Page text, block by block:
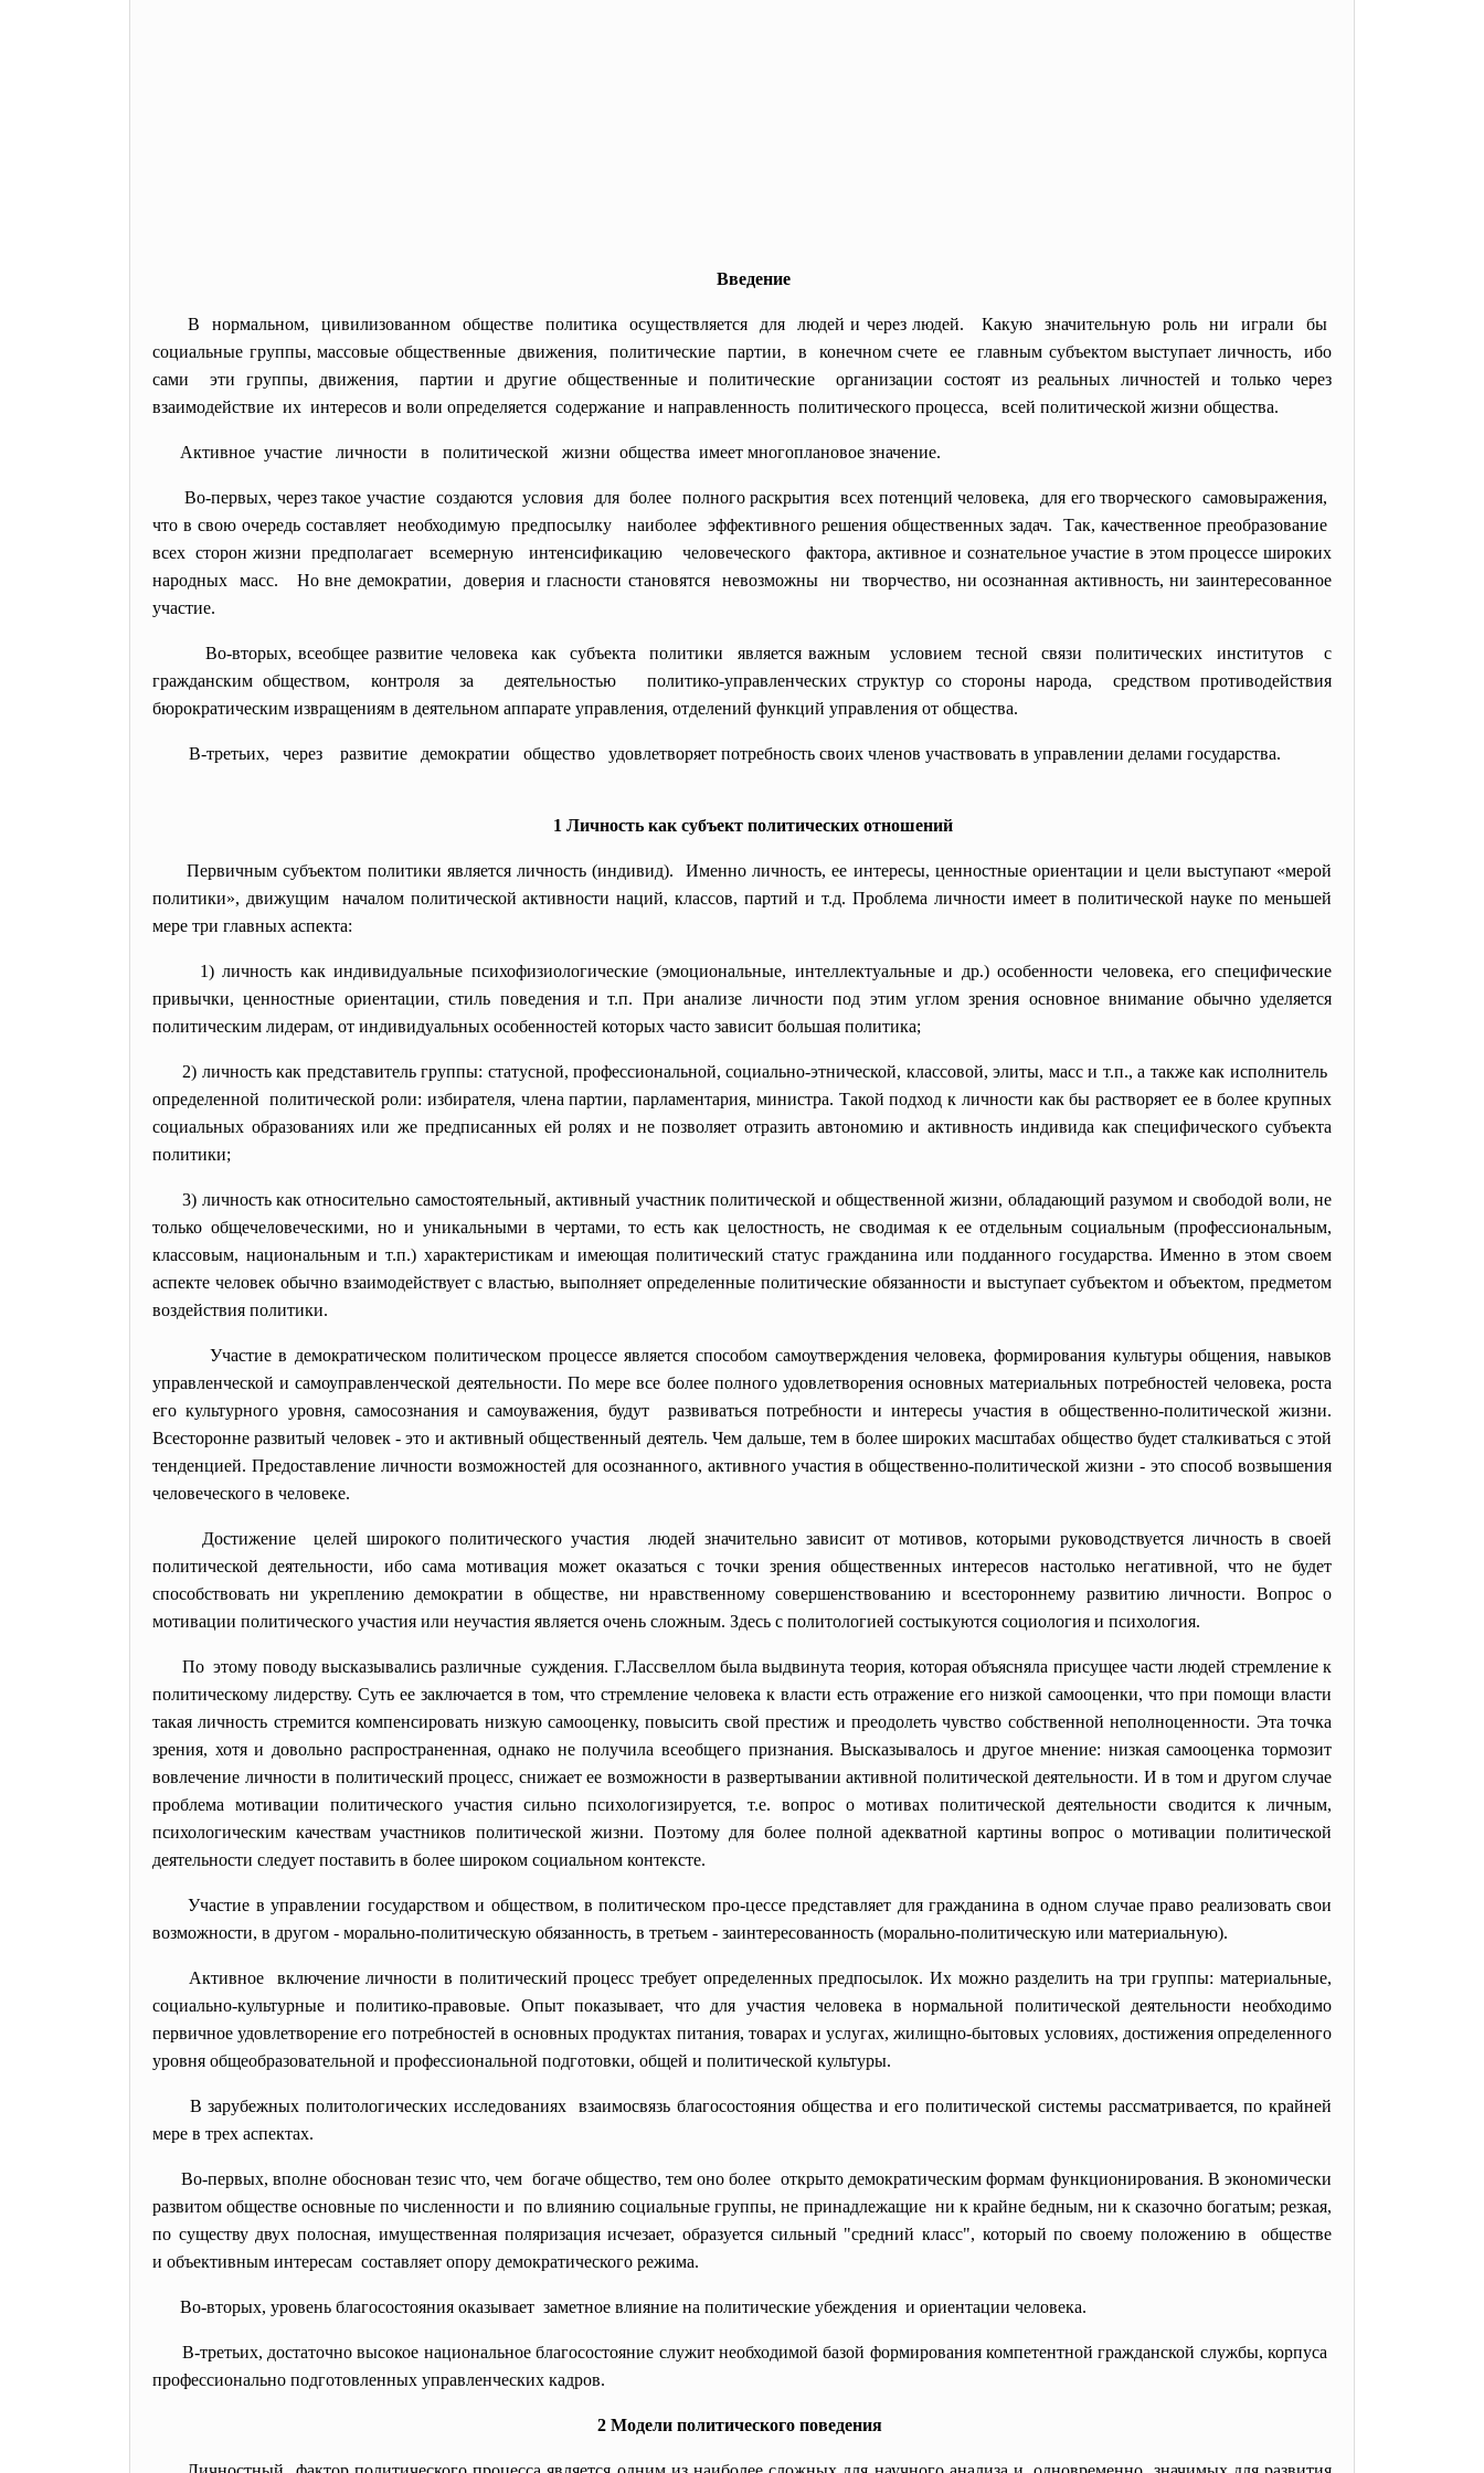
Введение
В нормальном, цивилизованном обществе политика осуществляется для людей и через людей. Какую значительную роль ни играли бы
социальные группы, массовые общественные движения, политические партии, в конечном счете ее главным субъектом выступает личность, ибо
сами эти группы, движения, партии и другие общественные и политические организации состоят из реальных личностей и только через
взаимодействие их интересов и воли определяется содержание и направленность политического процесса, всей политической жизни общества.
Активное участие личности в политической жизни общества имеет многоплановое значение.
Во-первых, через такое участие создаются условия для более полного раскрытия всех потенций человека, для его творческого самовыражения,
что в свою очередь составляет необходимую предпосылку наиболее эффективного решения общественных задач. Так, качественное преобразование
всех сторон жизни предполагает всемерную интенсификацию человеческого фактора, активное и сознательное участие в этом процессе широких
народных масс. Но вне демократии, доверия и гласности становятся невозможны ни творчество, ни осознанная активность, ни заинтересованное
участие.
Во-вторых, всеобщее развитие человека как субъекта политики является важным условием тесной связи политических институтов с
гражданским обществом, контроля за деятельностью политико-управленческих структур со стороны народа, средством противодействия
бюрократическим извращениям в деятельном аппарате управления, отделений функций управления от общества.
В-третьих, через развитие демократии общество удовлетворяет потребность своих членов участвовать в управлении делами государства.
1 Личность как субъект политических отношений
Первичным субъектом политики является личность (индивид). Именно личность, ее интересы, ценностные ориентации и цели выступают «мерой
политики», движущим началом политической активности наций, классов, партий и т.д. Проблема личности имеет в политической науке по меньшей
мере три главных аспекта:
1) личность как индивидуальные психофизиологические (эмоциональные, интеллектуальные и др.) особенности человека, его специфические
привычки, ценностные ориентации, стиль поведения и т.п. При анализе личности под этим углом зрения основное внимание обычно уделяется
политическим лидерам, от индивидуальных особенностей которых часто зависит большая политика;
2) личность как представительгруппы: статусной, профессиональной, социально-этнической, классовой, элиты, масс и т.п., а также как исполнитель
определенной политической роли: избирателя, члена партии, парламентария, министра. Такой подход к личности как бы растворяет ее в более крупных
социальных образованиях или же предписанных ей ролях и не позволяет отразить автономию и активность индивида как специфического субъекта
политики;
3) личность как относительно самостоятельный, активный участник политической и общественной жизни, обладающий разумом и свободой воли, не
только общечеловеческими, но и уникальными в чертами, то есть как целостность, не сводимая к ее отдельным социальным (профессиональным,
классовым, национальным и т.п.) характеристикам и имеющая политический статус гражданина или подданного государства. Именно в этом своем
аспекте человек обычно взаимодействует с властью, выполняет определенные политические обязанности и выступает субъектом и объектом, предметом
воздействия политики.
Участие в демократическом политическом процессе является способом самоутверждения человека, формирования культуры общения, навыков
управленческой и самоуправленческой деятельности. По мере все более полного удовлетворения основных материальных потребностей человека, роста
его культурного уровня, самосознания и самоуважения, будут развиваться потребности и интересы участия в общественно-политической жизни.
Всесторонне развитый человек - это и активный общественный деятель. Чем дальше, тем в более широких масштабах общество будет сталкиваться с этой
тенденцией. Предоставление личности возможностей для осознанного, активного участия в общественно-политической жизни - это способ возвышения
человеческого в человеке.
Достижение целей широкого политического участия людей значительно зависит от мотивов, которыми руководствуется личность в своей
политической деятельности, ибо сама мотивация может оказаться с точки зрения общественных интересов настолько негативной, что не будет
способствовать ни укреплению демократии в обществе, ни нравственному совершенствованию и всестороннему развитию личности. Вопрос о
мотивации политического участия или неучастия является очень сложным. Здесь с политологией состыкуются социология и психология.
По этому поводу высказывались различные суждения. Г.Лассвеллом была выдвинута теория, которая объясняла присущее части людей стремление к
политическому лидерству. Суть ее заключается в том, что стремление человека к власти есть отражение его низкой самооценки, что при помощи власти
такая личность стремится компенсировать низкую самооценку, повысить свой престиж и преодолеть чувство собственной неполноценности. Эта точка
зрения, хотя и довольно распространенная, однако не получила всеобщего признания. Высказывалось и другое мнение: низкая самооценка тормозит
вовлечение личности в политический процесс, снижает ее возможности в развертывании активной политической деятельности. И в том и другом случае
проблема мотивации политического участия сильно психологизируется, т.е. вопрос о мотивах политической деятельности сводится к личным,
психологическим качествам участников политической жизни. Поэтому для более полной адекватной картины вопрос о мотивации политической
деятельности следует поставить в более широком социальном контексте.
Участие в управлении государством и обществом, в политическом про-цессе представляет для гражданина в одном случае право реализовать свои
возможности, в другом - морально-политическую обязанность, в третьем - заинтересованность (морально-политическую или материальную).
Активное включение личности в политический процесс требует определенных предпосылок. Их можно разделить на три группы: материальные,
социально-культурные и политико-правовые. Опыт показывает, что для участия человека в нормальной политической деятельности необходимо
первичное удовлетворение его потребностей в основных продуктах питания, товарах и услугах, жилищно-бытовых условиях, достижения определенного
уровня общеобразовательной и профессиональной подготовки, общей и политической культуры.
В зарубежных политологических исследованиях взаимосвязь благосостояния общества и его политической системы рассматривается, по крайней
мере в трех аспектах.
Во-первых, вполне обоснован тезис что, чем богаче общество, тем оно более открыто демократическим формам функционирования. В экономически
развитом обществе основные по численности и по влиянию социальные группы, не принадлежащие ни к крайне бедным, ни к сказочно богатым; резкая,
по существу двух полосная, имущественная поляризацияисчезает, образуется сильный "средний класс", который по своему положению в обществе
и объективным интересам составляет опору демократического режима.
Во-вторых, уровень благосостояния оказывает заметное влияние на политические убеждения и ориентации человека.
В-третьих, достаточно высокое национальное благосостояние служит необходимой базой формирования компетентной гражданской службы, корпуса
профессионально подготовленных управленческих кадров.
2 Модели политического поведения